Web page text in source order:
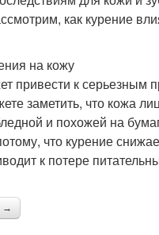
как курение
на кожу
привести к серьезным
заметить, что кожа
и похожей на
что курение
к потере
→